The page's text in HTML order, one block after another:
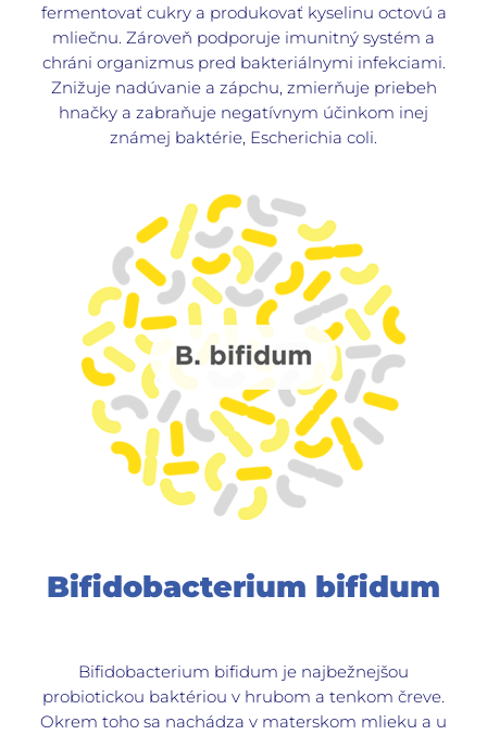
fermentovať cukry a produkovať kyselinu octovú a
mliečnu. Zároveň podporuje imunitný systém a
chráni organizmus pred bakteriálnymi infekciami.
Znižuje nadúvanie a zápchu, zmierňuje priebeh
hnačky a zabraňuje negatívnym účinkom inej
známej baktérie, Escherichia coli.
Bifidobacterium bifidum
Bifidobacterium bifidum je najbežnejšou
probiotickou baktériou v hrubom a tenkom čreve.
Okrem toho sa nachádza v materskom mlieku a u